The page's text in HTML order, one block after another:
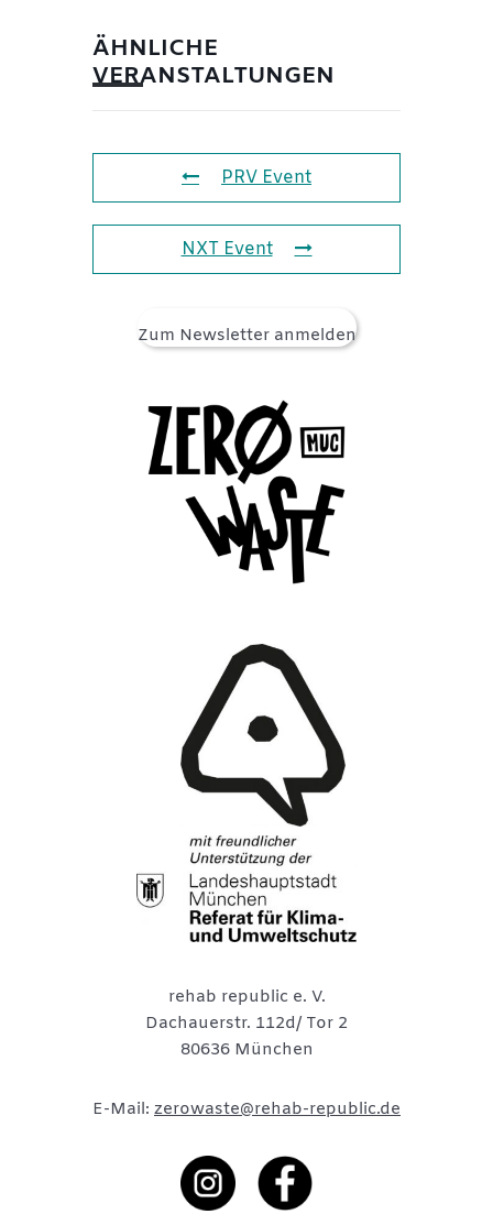
ÄHNLICHE
VERANSTALTUNGEN
PRV Event
NXT Event
Zum Newsletter anmelden
rehab republic e. V.
Dachauerstr. 112d/ Tor 2
80636 München
E-Mail: zerowaste@rehab-republic.de